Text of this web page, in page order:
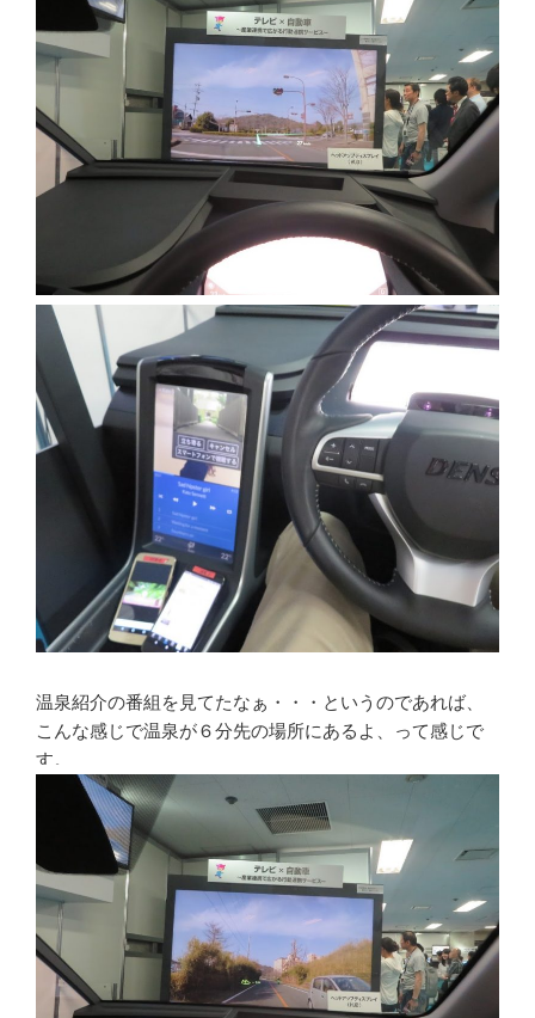
温泉紹介の番組を見てたなぁ・・・というのであれば、
こんな感じで温泉が６分先の場所にあるよ、って感じで
す。